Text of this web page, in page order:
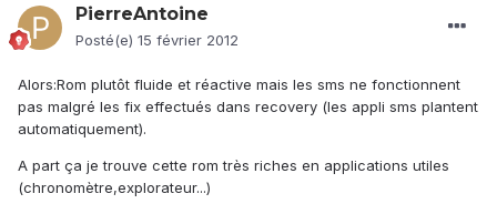
PierreAntoine
Posté(e) 15 février 2012
Alors:Rom plutôt fluide et réactive mais les sms ne fonctionnent
pas malgré les fix effectués dans recovery (les appli sms plantent
automatiquement).
A part ça je trouve cette rom très riches en applications utiles
(chronomètre,explorateur...)